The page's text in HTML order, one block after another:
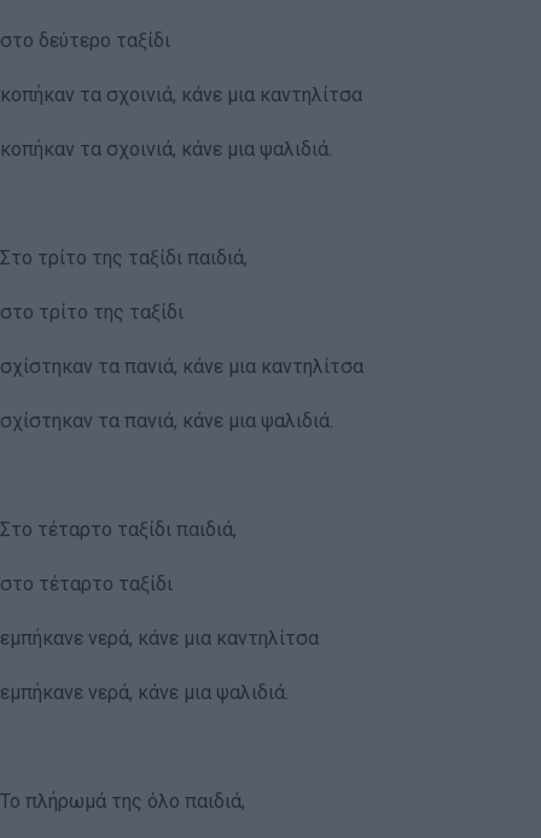
στο δεύτερο ταξίδι
κοπήκαν τα σχοινιά, κάνε μια καντηλίτσα
κοπήκαν τα σχοινιά, κάνε μια ψαλιδιά.
Στο τρίτο της ταξίδι παιδιά,
στο τρίτο της ταξίδι
σχίστηκαν τα πανιά, κάνε μια καντηλίτσα
σχίστηκαν τα πανιά, κάνε μια ψαλιδιά.
Στο τέταρτο ταξίδι παιδιά,
στο τέταρτο ταξίδι
εμπήκανε νερά, κάνε μια καντηλίτσα
εμπήκανε νερά, κάνε μια ψαλιδιά.
Το πλήρωμά της όλο παιδιά,